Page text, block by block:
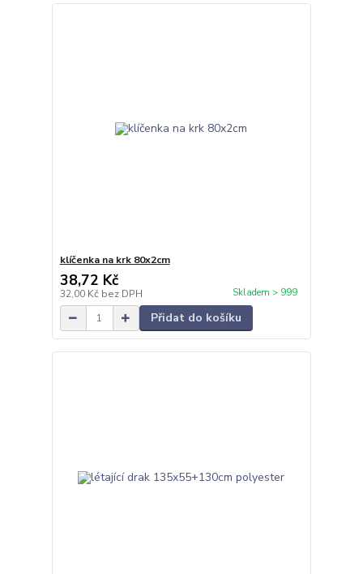
klíčenka na krk 80x2cm
38,72 Kč
32,00 Kč bez DPH Skladem > 999
Přidat do košíku